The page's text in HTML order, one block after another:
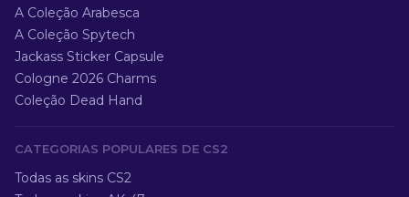
A Coleção Arabesca
A Coleção Spytech
Jackass Sticker Capsule
Cologne 2026 Charms
Coleção Dead Hand
CATEGORIAS POPULARES DE CS2
Todas as skins CS2